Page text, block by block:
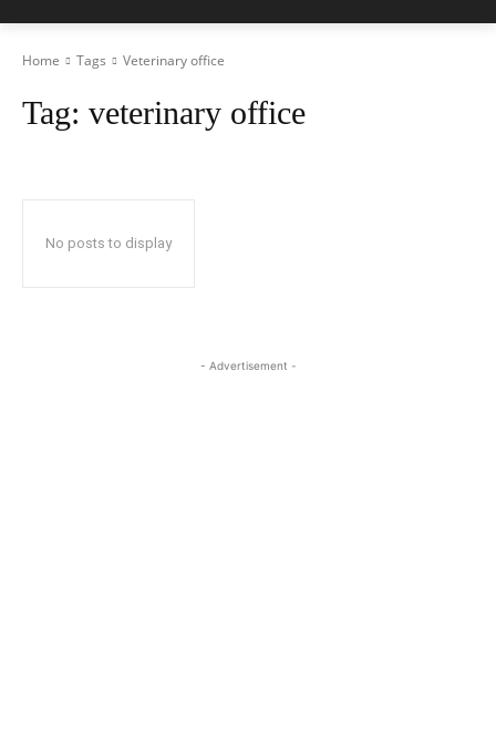
Home Tags Veterinary office
Tag: veterinary office
No posts to display
- Advertisement -